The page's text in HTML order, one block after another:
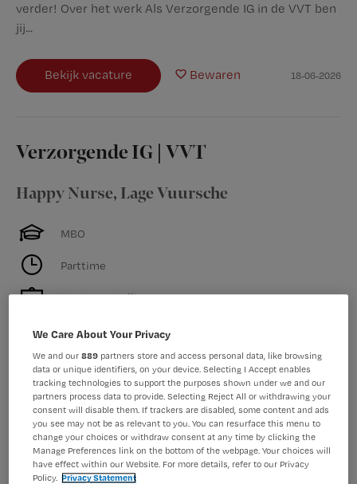
verder! Over het werk Als Verzorgende IG in de VVT ben
jij...
Bekijk vacature Bewaren 18-06-2026
Verzorgende IG | VVT
Happy Nurse, Lage Vuursche
MBO
Parttime
Vaste aanstelling
Wil jij als Verzorgende IG in Lage Vuursche elke dag
liefdevolle aandacht geven en écht het verschil maken?
Je werkt op basis van W&S of op een periode opdracht.
Over het werk Jij zorgt dagelijks voor het welzijn en de
zelfstandigheid van onze cliënten. Jij voert...
Bekijk vacature Bewaren 18-06-2026
We Care About Your Privacy
We and our889 partners store and access personal data, like browsing
data or unique identifiers, on your device. Selecting I Accept enables
tracking technologies to support the purposes shown under we and our
partners process data to provide. Selecting Reject All or withdrawing your
consent will disable them. If trackers are disabled, some content and ads
you see may not be as relevant to you. You can resurface this menu to
change your choices or withdraw consent at any time by clicking the
Manage Preferences link on the bottom of the webpage. Your choices will
have effect within our Website. For more details, refer to our Privacy
Policy. Privacy Statement